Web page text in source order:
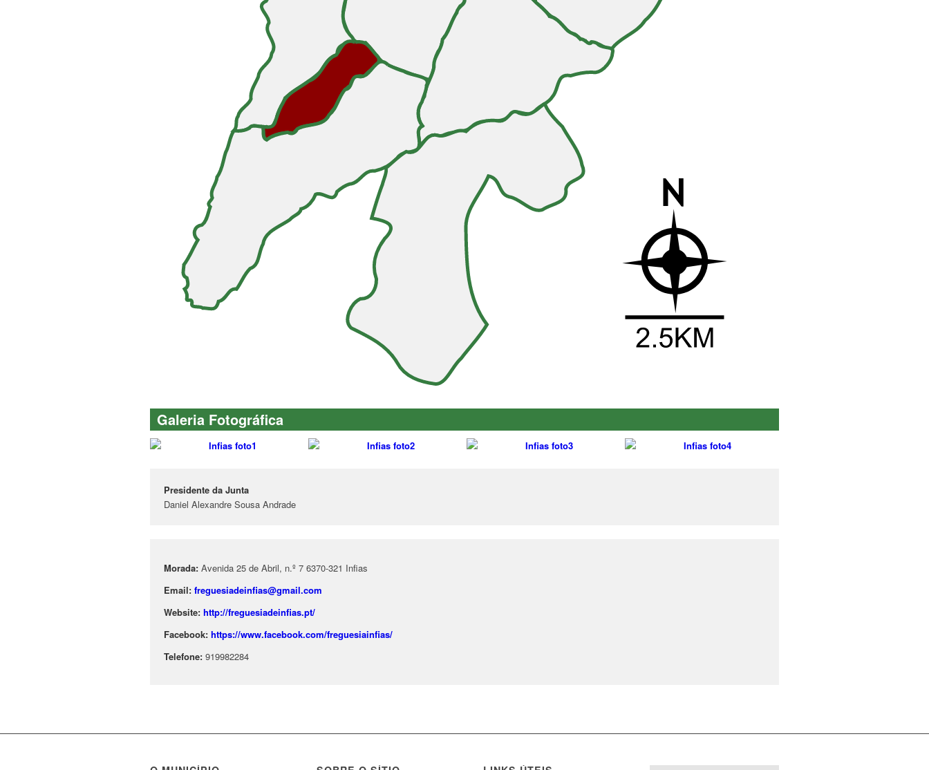
Galeria Fotográfica
Presidente da Junta
Daniel Alexandre Sousa Andrade
Morada: Avenida 25 de Abril, n.º 7 6370-321 Infias
Email: freguesiadeinfias@gmail.com
Website: http://freguesiadeinfias.pt/
Facebook: https://www.facebook.com/freguesiainfias/
Telefone: 919982284